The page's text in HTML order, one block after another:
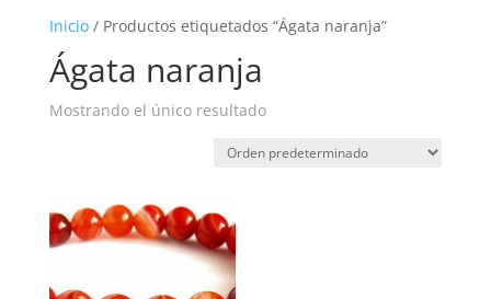
Inicio/ Productos etiquetados “Ágata naranja”
Ágata naranja
Mostrando el único resultado